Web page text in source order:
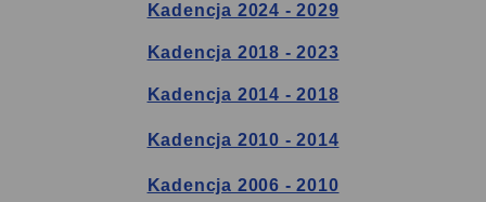
Kadencja 2024 - 2029
Kadencja 2018 - 2023
Kadencja 2014 - 2018
Kadencja 2010 - 2014
Kadencja 2006 - 2010